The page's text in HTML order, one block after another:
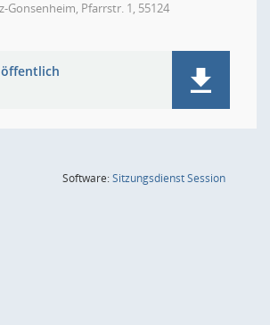
Gonsenheim, Pfarrstr. 1, 55124
Software:SitzungsdienstSession(Wird in